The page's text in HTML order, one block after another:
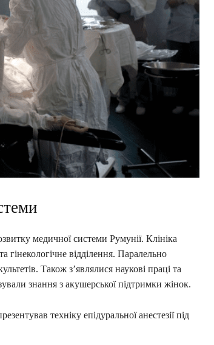
медичної системи Румунії. Клініка
відділення. Паралельно
Також з’являлися наукові праці та
знання з акушерської підтримки жінок.
техніку епідуральної анестезії під